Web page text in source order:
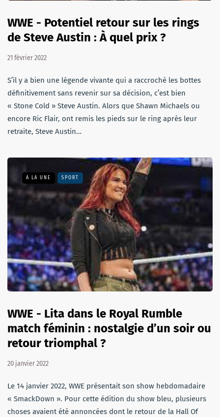
WWE - Potentiel retour sur les rings
de Steve Austin : À quel prix ?
21 février 2022
S’il y a bien une légende vivante qui a raccroché les bottes
définitivement sans revenir sur sa décision, c’est bien
« Stone Cold » Steve Austin. Alors que Shawn Michaels ou
encore Ric Flair, ont remis les pieds sur le ring après leur
retraite, Steve Austin…
A LA UNE SPORT
WWE - Lita dans le Royal Rumble
match féminin : nostalgie d’un soir ou
retour triomphal ?
20 janvier 2022
Le 14 janvier 2022, WWE présentait son show hebdomadaire
« SmackDown ». Pour cette édition du show bleu, plusieurs
choses avaient été annoncées dont le retour de la Hall Of